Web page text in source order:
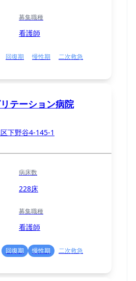
募集職種
看護師
回復期 慢性期
二次救急
テーション病院
下野谷4-145-1
病床数
228床
募集職種
看護師
回復期 慢性期
二次救急